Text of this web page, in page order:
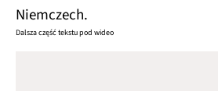
Niemczech.
Dalsza część tekstu pod wideo